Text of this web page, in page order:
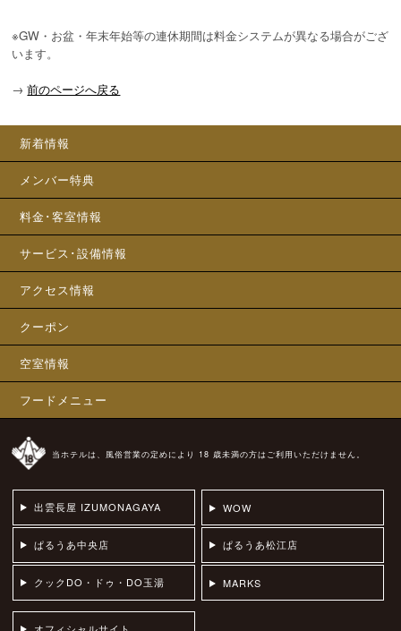
※GW・お盆・年末年始等の連休期間は料金システムが異なる場合がござ
います。
→ 前のページへ戻る
新着情報
メンバー特典
料金･客室情報
サービス･設備情報
アクセス情報
クーポン
空室情報
フードメニュー
当ホテルは、風俗営業の定めにより 18 歳未満の方はご利用いただけません。
出雲長屋 IZUMONAGAYA WOW
ぱるうあ中央店 ぱるうあ松江店
クックDO・ドゥ・DO玉湯 MARKS
オフィシャルサイト